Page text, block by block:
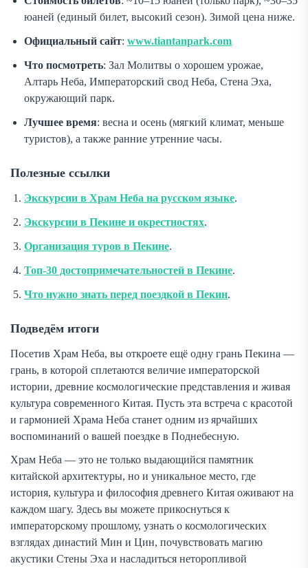
юаней (единый билет, высокий сезон). Зимой цена ниже.
Официальный сайт: www.tiantanpark.com
Что посмотреть: Зал Молитвы о хорошем урожае,
Алтарь Неба, Императорский свод Неба, Стена Эха,
окружающий парк.
Лучшее время: весна и осень (мягкий климат, меньше
туристов), а также ранние утренние часы.
Полезные ссылки
Экскурсии в Храм Неба на русском языке.
Экскурсии в Пекине и окрестностях.
Организация туров в Пекине.
Топ-30 достопримечательностей в Пекине.
Что нужно знать перед поездкой в Пекин.
Подведём итоги
Посетив Храм Неба, вы откроете ещё одну грань Пекина —
грань, в которой сплетаются величие императорской
истории, древние космологические представления и живая
культура современного Китая. Пусть эта встреча с красотой
и гармонией Храма Неба станет одним из ярчайших
воспоминаний о вашей поездке в Поднебесную.
Храм Неба — это не только выдающийся памятник
китайской архитектуры, но и уникальное место, где
история, культура и философия древнего Китая оживают на
каждом шагу. Здесь вы можете прикоснуться к
императорскому прошлому, узнать о космологических
взглядах династий Мин и Цин, почувствовать магию
акустики Стены Эха и насладиться неторопливой